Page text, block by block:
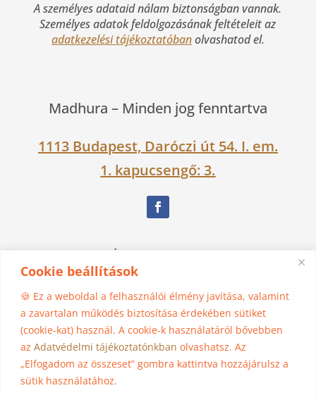
Cookie beállítások
🍪 Ez a weboldal a felhasználói élmény javítása, valamint
a zavartalan működés biztosítása érdekében sütiket
(cookie-kat) használ. A cookie-k használatáról bővebben
az Adatvédelmi tájékoztatónkban olvashatsz. Az
„Elfogadom az összeset” gombra kattintva hozzájárulsz a
sütik használatához.
A személyes adataid nálam biztonságban vannak.
Személyes adatok feldolgozásának feltételeit az
adatkezelési tájékoztatóbanolvashatod el.
Madhura – Minden jog fenntartva
1113 Budapest, Daróczi út 54. I. em.
1. kapucsengő: 3.
06 30 525 1383
madhura@jogasziget.hu